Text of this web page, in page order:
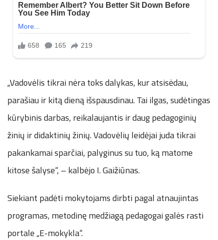
„Vadovėlis tikrai nėra toks dalykas, kur atsisėdau,
parašiau ir kitą dieną išspausdinau. Tai ilgas, sudėtingas
kūrybinis darbas, reikalaujantis ir daug pedagoginių
žinių ir didaktinių žinių. Vadovėlių leidėjai juda tikrai
pakankamai sparčiai, palyginus su tuo, ką matome
kitose šalyse“, – kalbėjo I. Gaižiūnas.
Siekiant padėti mokytojams dirbti pagal atnaujintas
programas, metodinę medžiagą pedagogai galės rasti
portale „E-mokykla“.